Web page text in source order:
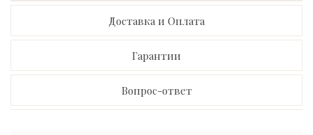
Доставка и Оплата
Гарантии
Вопрос-ответ